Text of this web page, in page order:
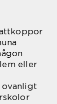
eller
ovanligt